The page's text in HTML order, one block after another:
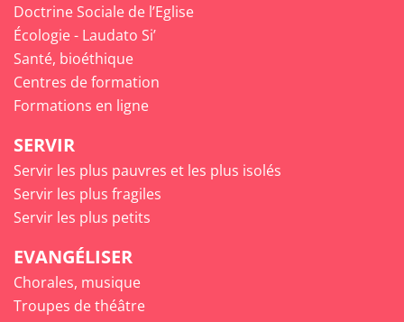
Doctrine Sociale de l’Eglise
Écologie - Laudato Si’
Santé, bioéthique
Centres de formation
Formations en ligne
SERVIR
Servir les plus pauvres et les plus isolés
Servir les plus fragiles
Servir les plus petits
EVANGÉLISER
Chorales, musique
Troupes de théâtre